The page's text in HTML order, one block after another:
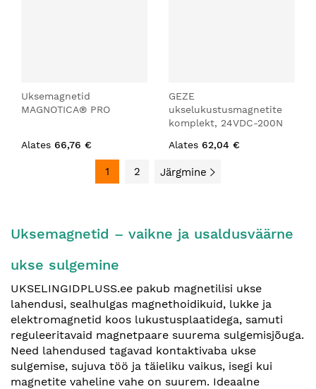
Uksemagnetid
MAGNOTICA® PRO
Alates 66,76 €
GEZE
ukselukustusmagnetite
komplekt, 24VDC-200N
Alates 62,04 €
1 2 Järgmine
Uksemagnetid – vaikne ja usaldusväärne
ukse sulgemine
UKSELINGIDPLUSS.ee pakub magnetilisi ukse
lahendusi, sealhulgas magnethoidikuid, lukke ja
elektromagnetid koos lukustusplaatidega, samuti
reguleeritavaid magnetpaare suurema sulgemisjõuga.
Need lahendused tagavad kontaktivaba ukse
sulgemise, sujuva töö ja täieliku vaikus, isegi kui
magnetite vaheline vahe on suurem. Ideaalne